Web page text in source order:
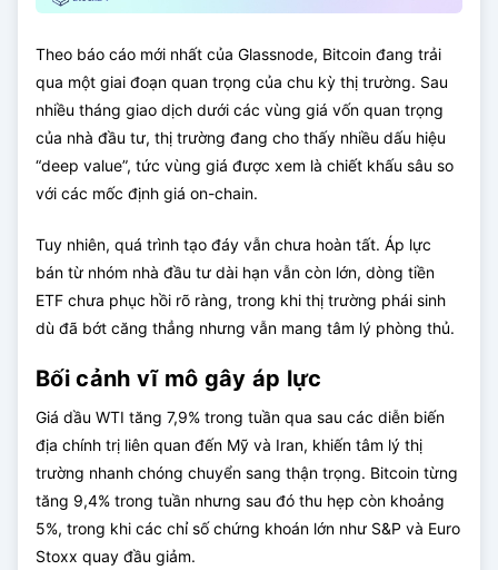
Theo báo cáo mới nhất của Glassnode, Bitcoin đang trải
qua một giai đoạn quan trọng của chu kỳ thị trường. Sau
nhiều tháng giao dịch dưới các vùng giá vốn quan trọng
của nhà đầu tư, thị trường đang cho thấy nhiều dấu hiệu
“deep value”, tức vùng giá được xem là chiết khấu sâu so
với các mốc định giá on-chain.
Tuy nhiên, quá trình tạo đáy vẫn chưa hoàn tất. Áp lực
bán từ nhóm nhà đầu tư dài hạn vẫn còn lớn, dòng tiền
ETF chưa phục hồi rõ ràng, trong khi thị trường phái sinh
dù đã bớt căng thẳng nhưng vẫn mang tâm lý phòng thủ.
Bối cảnh vĩ mô gây áp lực
Giá dầu WTI tăng 7,9% trong tuần qua sau các diễn biến
địa chính trị liên quan đến Mỹ và Iran, khiến tâm lý thị
trường nhanh chóng chuyển sang thận trọng. Bitcoin từng
tăng 9,4% trong tuần nhưng sau đó thu hẹp còn khoảng
5%, trong khi các chỉ số chứng khoán lớn như S&P và Euro
Stoxx quay đầu giảm.